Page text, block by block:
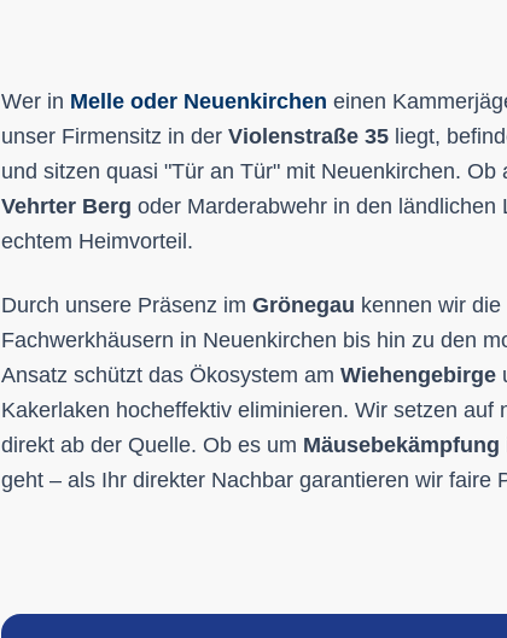
Wer in Melle oder Neuenkirchen einen
unser Firmensitz in der Violenstraße 35 liegt,
und sitzen quasi "Tür an Tür" mit Neuenkirchen.
Vehrter Berg oder Marderabwehr in den ländlichen
echtem Heimvorteil.
Durch unsere Präsenz im Grönegau kennen wir
Fachwerkhäusern in Neuenkirchen bis hin zu den
Ansatz schützt das Ökosystem am Wiehengebirge
Kakerlaken hocheffektiv eliminieren. Wir setzen
direkt ab der Quelle. Ob es um
geht – als Ihr direkter Nachbar garantieren wir faire